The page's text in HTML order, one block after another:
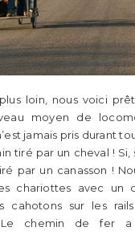
loin, nous voici
moyen de
jamais pris durant
tiré par un cheval ! Si,
par un canasson !
chariottes avec un
cahotons sur les
Le chemin de fer